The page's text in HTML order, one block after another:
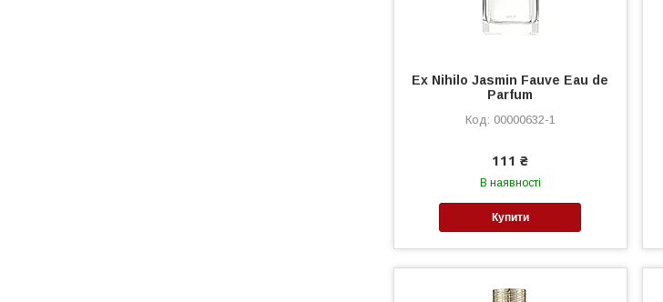
Ex Nihilo Jasmin Fauve Eau de
Parfum
00000632-1
111 ₴
В наявності
Купити